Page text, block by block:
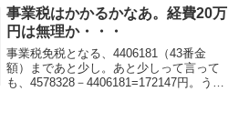
ひつじさんに続き、またしても勝手に同
期と認定。）な...
事業税はかかるかなあ。経費20万
円は無理か・・・
事業税免税となる、4406181（43番金
額）まであと少し。あと少しって言って
も、4578328－4406181=172147円。うー